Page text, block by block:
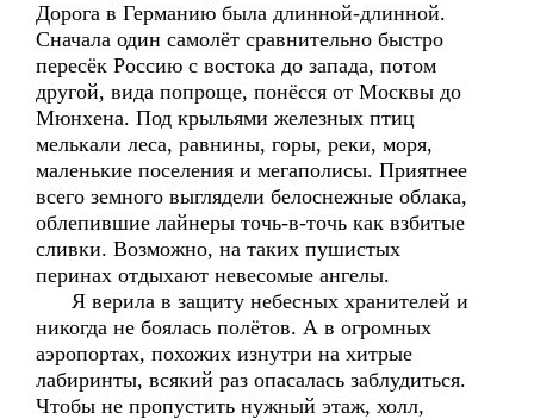
Дорога в Германию была длинной-длинной.
Сначала один самолёт сравнительно быстро
пересёк Россию с востока до запада, потом
другой, вида попроще, понёсся от Москвы до
Мюнхена. Под крыльями железных птиц
мелькали леса, равнины, горы, реки, моря,
маленькие поселения и мегаполисы. Приятнее
всего земного выглядели белоснежные облака,
облепившие лайнеры точь-в-точь как взбитые
сливки. Возможно, на таких пушистых
перинах отдыхают невесомые ангелы.
Я верила в защиту небесных хранителей и
никогда не боялась полётов. А в огромных
аэропортах, похожих изнутри на хитрые
лабиринты, всякий раз опасалась заблудиться.
Чтобы не пропустить нужный этаж, холл,